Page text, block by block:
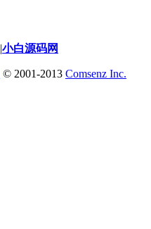
|小白源码网
© 2001-2013 Comsenz Inc.